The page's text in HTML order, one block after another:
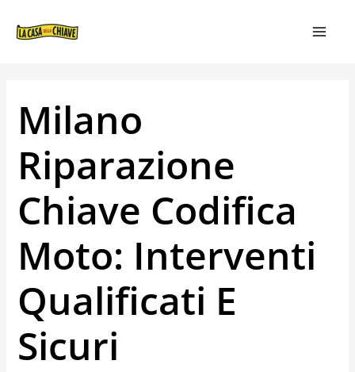
Milano
Riparazione
Chiave Codifica
Moto: Interventi
Qualificati E
Sicuri
ARTICOLI